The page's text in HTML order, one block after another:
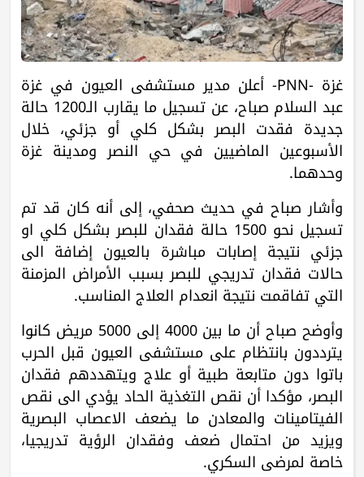
غزة -PNN- أعلن مدير مستشفى العيون في غزة
عبد السلام صباح، عن تسجيل ما يقارب الـ1200 حالة
جديدة فقدت البصر بشكل كلي أو جزئي، خلال
الأسبوعين الماضيين في حي النصر ومدينة غزة
وحدهما.
وأشار صباح في حديث صحفي، إلى أنه كان قد تم
تسجيل نحو 1500 حالة فقدان للبصر بشكل كلي او
جزئي نتيجة إصابات مباشرة بالعيون إضافة الى
حالات فقدان تدريجي للبصر بسبب الأمراض المزمنة
التي تفاقمت نتيجة انعدام العلاج المناسب.
وأوضح صباح أن ما بين 4000 إلى 5000 مريض كانوا
يترددون بانتظام على مستشفى العيون قبل الحرب
باتوا دون متابعة طبية أو علاج ويتهددهم فقدان
البصر، مؤكدا أن نقص التغذية الحاد يؤدي الى نقص
الفيتامينات والمعادن ما يضعف الاعصاب البصرية
ويزيد من احتمال ضعف وفقدان الرؤية تدريجيا،
خاصة لمرضى السكري.